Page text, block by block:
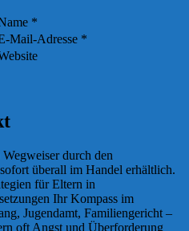
*
Mail-Adresse *
durch den
überall im Handel erhältlich.
für Eltern in
Ihr Kompass im
Jugendamt, Familiengericht –
oft Angst und Überforderung